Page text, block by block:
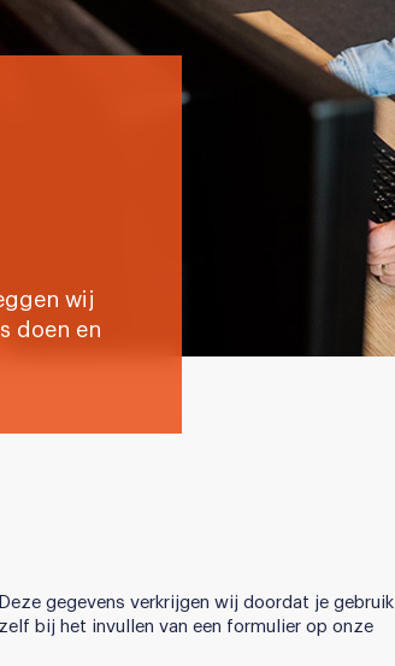
wij
doen en
gegevens verkrijgen wij doordat je gebruik
bij het invullen van een formulier op onze